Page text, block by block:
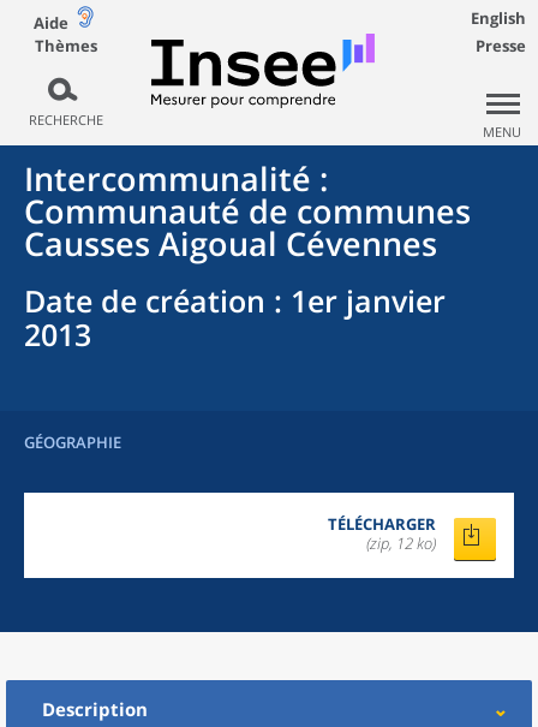
Aide
Thèmes
RECHERCHE
English
Presse
MENU
Intercommunalité :
Communauté de communes
Causses Aigoual Cévennes
Date de création : 1er janvier
2013
GÉOGRAPHIE
TÉLÉCHARGER
(zip, 12 ko)
Description